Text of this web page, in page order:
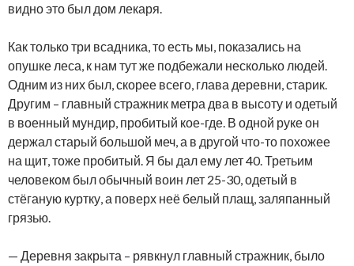
видно это был дом лекаря.
Как только три всадника, то есть мы, показались на
опушке леса, к нам тут же подбежали несколько людей.
Одним из них был, скорее всего, глава деревни, старик.
Другим – главный стражник метра два в высоту и одетый
в военный мундир, пробитый кое-где. В одной руке он
держал старый большой меч, а в другой что-то похожее
на щит, тоже пробитый. Я бы дал ему лет 40. Третьим
человеком был обычный воин лет 25-30, одетый в
стёганую куртку, а поверх неё белый плащ, заляпанный
грязью.
— Деревня закрыта – рявкнул главный стражник, было